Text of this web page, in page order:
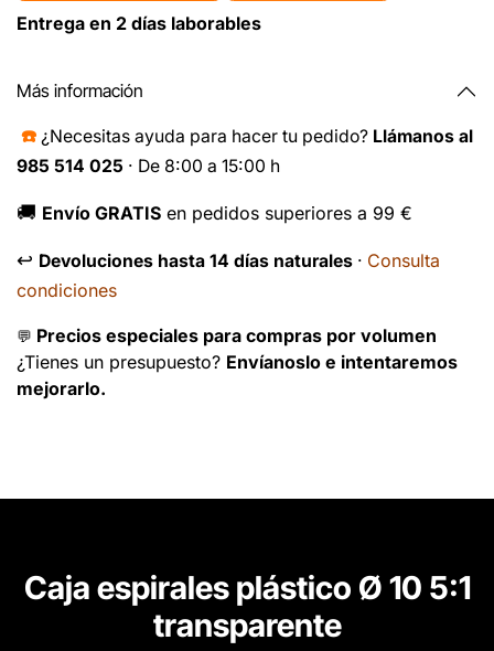
Entrega en 2 días laborables
Más información
☎️ ¿Necesitas ayuda para hacer tu pedido? Llámanos al
985 514 025 · De 8:00 a 15:00 h
🚚 Envío GRATIS en pedidos superiores a 99 €
↩️ Devoluciones hasta 14 días naturales · Consulta
condiciones
💬 Precios especiales para compras por volumen
¿Tienes un presupuesto? Envíanoslo e intentaremos
mejorarlo.
Caja espirales plástico Ø 10 5:1
transparente